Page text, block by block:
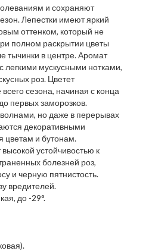
и сохраняют
Лепестки имеют яркий
оттенком, который не
полном раскрытии цветы
тычинки в центре. Аромат
легкими мускусными нотками,
роз. Цветет
сезона, начиная с конца
первых заморозков.
но даже в перерывах
декоративными
цветам и бутонам.
устойчивостью к
болезней роз,
и черную пятнистость.
вредителей.
до -29°.